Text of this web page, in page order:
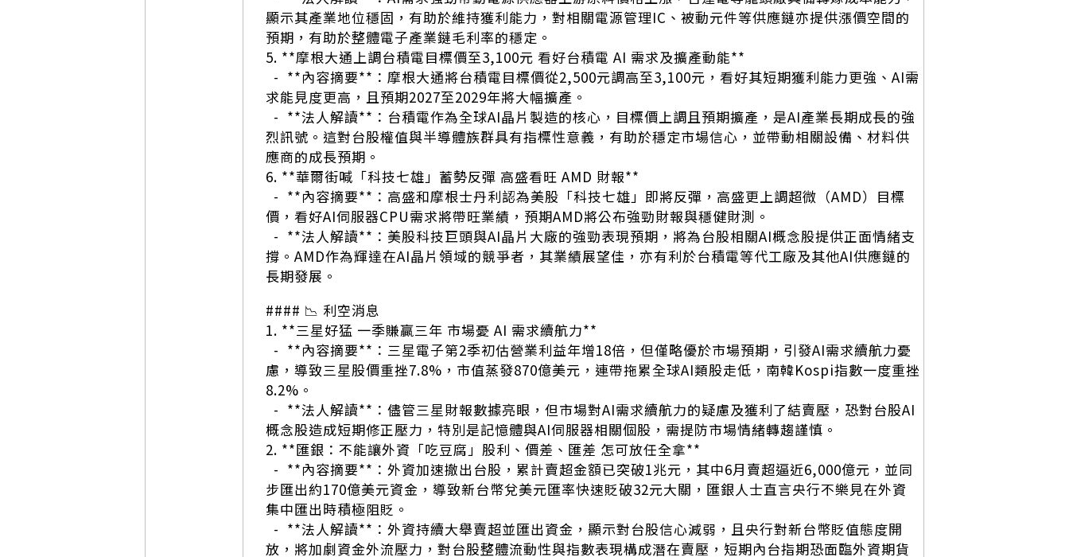
顯示其產業地位穩固，有助於維持獲利能力，對相關電源管理IC、被動元件等供應鏈亦提供漲價空間的
預期，有助於整體電子產業鏈毛利率的穩定。
5. **摩根大通上調台積電目標價至3,100元 看好台積電 AI 需求及擴產動能**
- **內容摘要**：摩根大通將台積電目標價從2,500元調高至3,100元，看好其短期獲利能力更強、AI需
求能見度更高，且預期2027至2029年將大幅擴產。
- **法人解讀**：台積電作為全球AI晶片製造的核心，目標價上調且預期擴產，是AI產業長期成長的強
烈訊號。這對台股權值與半導體族群具有指標性意義，有助於穩定市場信心，並帶動相關設備、材料供
應商的成長預期。
6. **華爾街喊「科技七雄」蓄勢反彈 高盛看旺 AMD 財報**
- **內容摘要**：高盛和摩根士丹利認為美股「科技七雄」即將反彈，高盛更上調超微（AMD）目標
價，看好AI伺服器CPU需求將帶旺業績，預期AMD將公布強勁財報與穩健財測。
- **法人解讀**：美股科技巨頭與AI晶片大廠的強勁表現預期，將為台股相關AI概念股提供正面情緒支
撐。AMD作為輝達在AI晶片領域的競爭者，其業績展望佳，亦有利於台積電等代工廠及其他AI供應鏈的
長期發展。
#### 📉 利空消息
1. **三星好猛 一季賺贏三年 市場憂 AI 需求續航力**
- **內容摘要**：三星電子第2季初估營業利益年增18倍，但僅略優於市場預期，引發AI需求續航力憂
慮，導致三星股價重挫7.8%，市值蒸發870億美元，連帶拖累全球AI類股走低，南韓Kospi指數一度重挫
8.2%。
- **法人解讀**：儘管三星財報數據亮眼，但市場對AI需求續航力的疑慮及獲利了結賣壓，恐對台股AI
概念股造成短期修正壓力，特別是記憶體與AI伺服器相關個股，需提防市場情緒轉趨謹慎。
2. **匯銀：不能讓外資「吃豆腐」股利、價差、匯差 怎可放任全拿**
- **內容摘要**：外資加速撤出台股，累計賣超金額已突破1兆元，其中6月賣超逼近6,000億元，並同
步匯出約170億美元資金，導致新台幣兌美元匯率快速貶破32元大關，匯銀人士直言央行不樂見在外資
集中匯出時積極阻貶。
- **法人解讀**：外資持續大舉賣超並匯出資金，顯示對台股信心減弱，且央行對新台幣貶值態度開
放，將加劇資金外流壓力，對台股整體流動性與指數表現構成潛在賣壓，短期內台指期恐面臨外資期貨